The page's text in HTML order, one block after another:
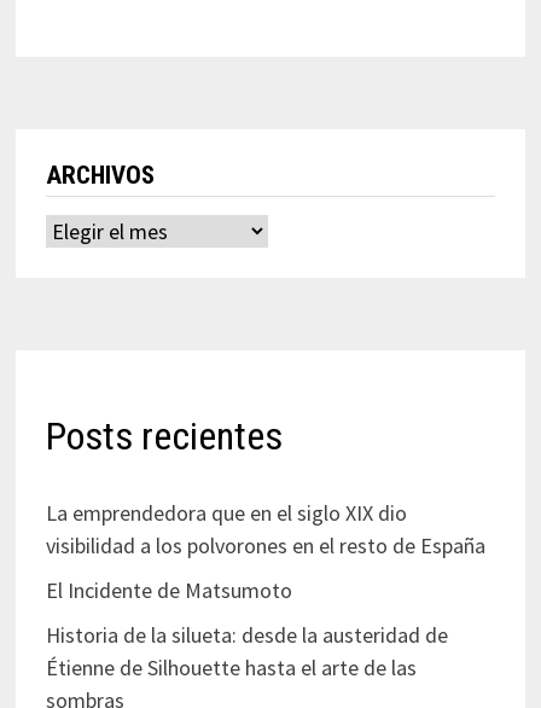
ARCHIVOS
Archivos
Posts recientes
La emprendedora que en el siglo XIX dio
visibilidad a los polvorones en el resto de España
El Incidente de Matsumoto
Historia de la silueta: desde la austeridad de
Étienne de Silhouette hasta el arte de las
sombras